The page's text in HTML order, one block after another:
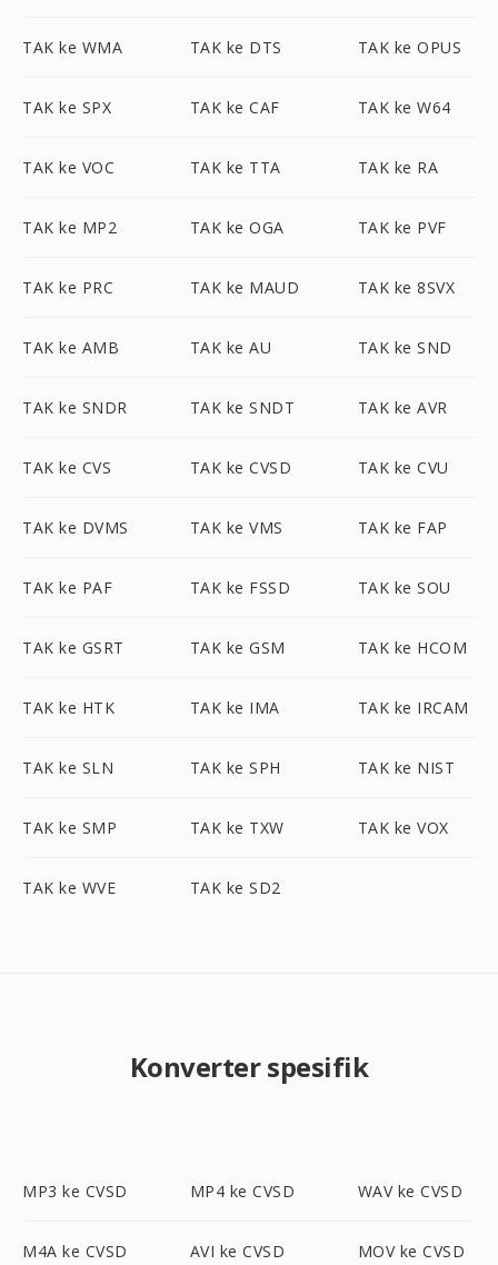
TAK ke WMA TAK ke DTS TAK ke OPUS
TAK ke SPX TAK ke CAF TAK ke W64
TAK ke VOC TAK ke TTA TAK ke RA
TAK ke MP2 TAK ke OGA TAK ke PVF
TAK ke PRC TAK ke MAUD TAK ke 8SVX
TAK ke AMB TAK ke AU TAK ke SND
TAK ke SNDR TAK ke SNDT TAK ke AVR
TAK ke CVS TAK ke CVSD TAK ke CVU
TAK ke DVMS TAK ke VMS TAK ke FAP
TAK ke PAF TAK ke FSSD TAK ke SOU
TAK ke GSRT TAK ke GSM TAK ke HCOM
TAK ke HTK TAK ke IMA TAK ke IRCAM
TAK ke SLN TAK ke SPH TAK ke NIST
TAK ke SMP TAK ke TXW TAK ke VOX
TAK ke WVE TAK ke SD2
Konverter spesifik
MP3 ke CVSD MP4 ke CVSD WAV ke CVSD
M4A ke CVSD AVI ke CVSD MOV ke CVSD